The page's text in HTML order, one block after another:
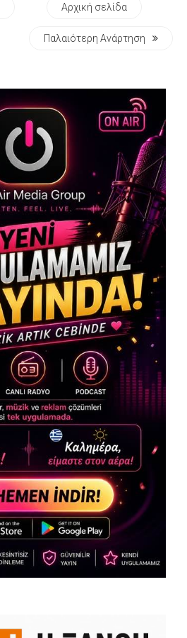
Αρχική σελίδα
Παλαιότερη Ανάρτηση